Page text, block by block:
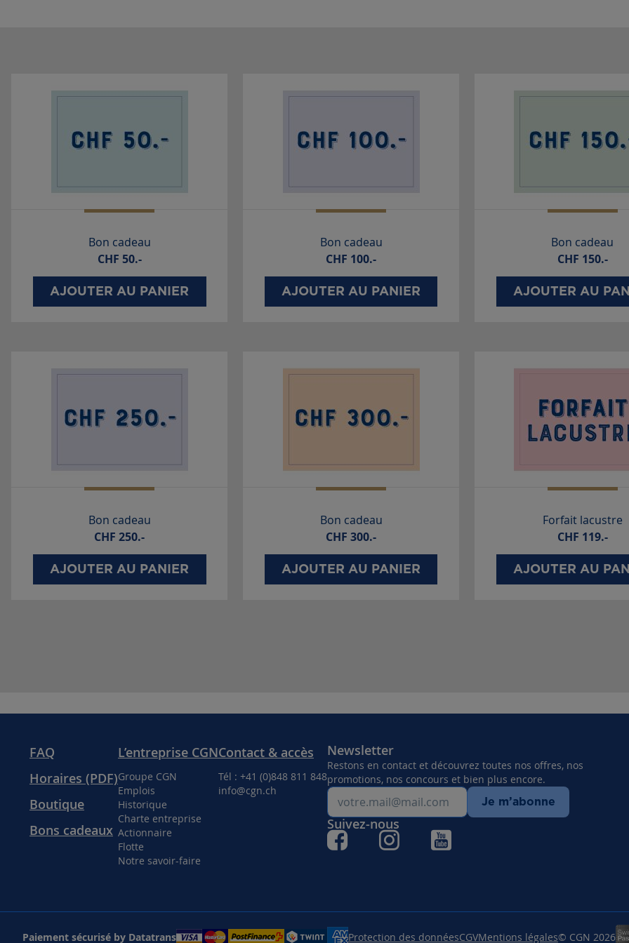
Bon cadeau
CHF 50.-
AJOUTER AU PANIER
Bon cadeau
CHF 100.-
AJOUTER AU PANIER
Bon cadeau
CHF 150.-
AJOUTER AU
Bon cadeau
CHF250.-
AJOUTER AU PANIER
Bon cadeau
CHF300.-
AJOUTER AU PANIER
Forfait lacustre
CHF 119.-
AJOUTER AU
FAQ
Horaires (PDF)
Boutique
Bons cadeaux
L’entreprise CGN
Groupe CGN
Emplois
Historique
Charte entreprise
Actionnaire
Flotte
Notre savoir-faire
Contact & accès
Tél : +41 (0)848 811 848
info@cgn.ch
Newsletter
Restons en contact et découvrez toutes nos offres, nos
promotions, nos concours et bien plus encore.
Je m’abonne
Suivez-nous
Paiement sécurisé by Datatrans Protection des donnéesCGVMentions légales© CGN 2026